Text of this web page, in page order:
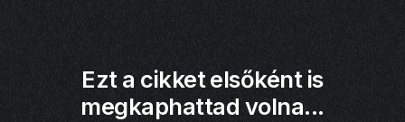
Ezt a cikket elsőként is
megkaphattad volna...